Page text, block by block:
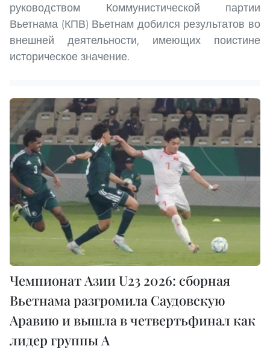
руководством Коммунистической партии
Вьетнама (КПВ) Вьетнам добился результатов во
внешней деятельности, имеющих поистине
историческое значение.
Чемпионат Азии U23 2026: сборная
Вьетнама разгромила Саудовскую
Аравию и вышла в четвертьфинал как
лидер группы A